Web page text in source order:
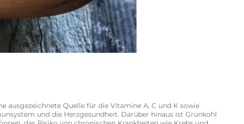
ausgezeichnete Quelle für die Vitamine A, C und K sowie
und die Herzgesundheit. Darüber hinaus ist Grünkohl